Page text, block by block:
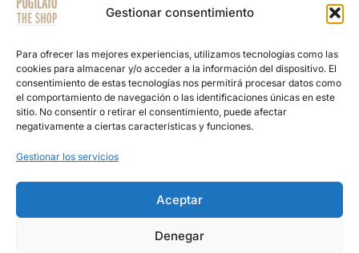
Gestionar consentimiento
Para ofrecer las mejores experiencias, utilizamos tecnologías como las
cookies para almacenar y/o acceder a la información del dispositivo. El
consentimiento de estas tecnologías nos permitirá procesar datos como
el comportamiento de navegación o las identificaciones únicas en este
sitio. No consentir o retirar el consentimiento, puede afectar
negativamente a ciertas características y funciones.
Gestionar los servicios
Aceptar
Denegar
profesionales
de la
barbería y
peluquería.
Más de 15
años
abasteciendo
mejores
REPUESTOS
NAVAJAS
BARBERÍA
SECADORES
PRODUCTOS
DE
BARBACOAS
POR
WHATSAPP